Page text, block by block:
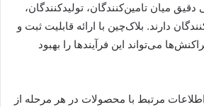
میان تامین‌کنندگان، تولیدکنندگان،
دارند. بلاک‌چین با ارائه قابلیت ثبت و
می‌تواند این فرآیندها را بهبود
اطلاعات مرتبط با محصولات در هر مرحله از